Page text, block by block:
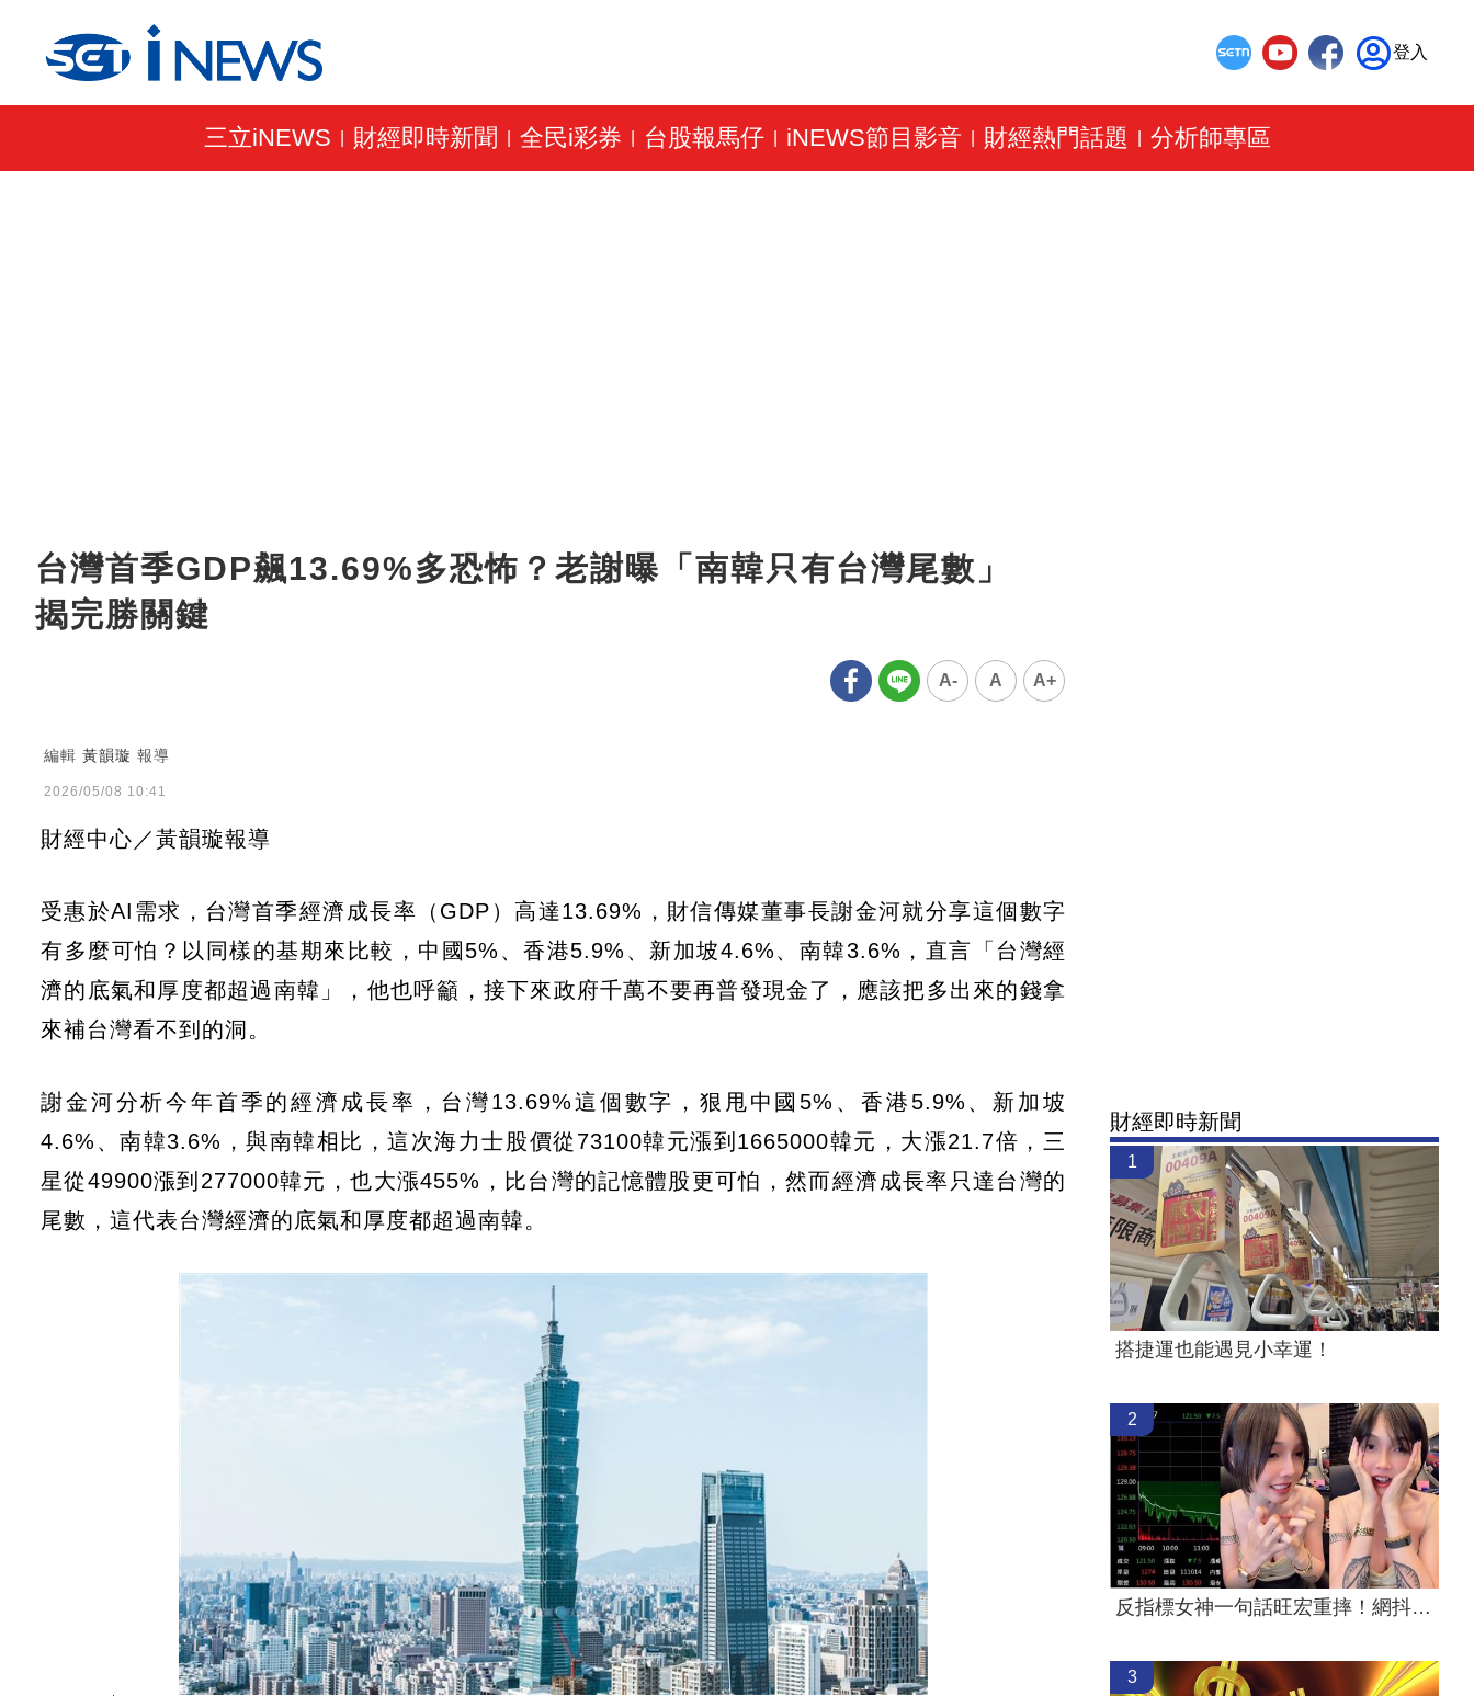
登入
三立iNEWS 財經即時新聞 全民i彩券 台股報馬仔| iNEWS節目影音 財經熱門話題 分析師專區
台灣首季GDP飆13.69%多恐怖？老謝曝「南韓只有台灣尾數」
揭完勝關鍵
A- A A+
編輯 黃韻璇 報導
2026/05/08 10:41
財經中心／黃韻璇報導
受惠於AI需求，台灣首季經濟成長率（GDP）高達13.69%，財信傳媒董事長謝金河就分享這個數字
有多麼可怕？以同樣的基期來比較，中國5%、香港5.9%、新加坡4.6%、南韓3.6%，直言「台灣經
濟的底氣和厚度都超過南韓」，他也呼籲，接下來政府千萬不要再普發現金了，應該把多出來的錢拿
來補台灣看不到的洞。
謝金河分析今年首季的經濟成長率，台灣13.69%這個數字，狠甩中國5%、香港5.9%、新加坡
4.6%、南韓3.6%，與南韓相比，這次海力士股價從73100韓元漲到1665000韓元，大漲21.7倍，三
星從49900漲到277000韓元，也大漲455%，比台灣的記憶體股更可怕，然而經濟成長率只達台灣的
尾數，這代表台灣經濟的底氣和厚度都超過南韓。
財經即時新聞
1
搭捷運也能遇見小幸運！
2
反指標女神一句話旺宏重摔！網抖：求放過
3